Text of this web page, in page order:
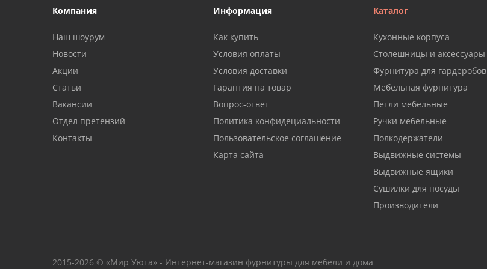
Компания
Наш шоурум
Новости
Акции
Статьи
Вакансии
Отдел претензий
Контакты
Информация
Как купить
Условия оплаты
Условия доставки
Гарантия на товар
Вопрос-ответ
Политика конфидециальности
Пользовательское соглашение
Карта сайта
Каталог
Кухонные корпуса
Столешницы и аксессуары
Фурнитура для гардеробов
Мебельная фурнитура
Петли мебельные
Ручки мебельные
Полкодержатели
Выдвижные системы
Выдвижные ящики
Сушилки для посуды
Производители
2015-2026 © «Мир Уюта» - Интернет-магазин фурнитуры для мебели и дома